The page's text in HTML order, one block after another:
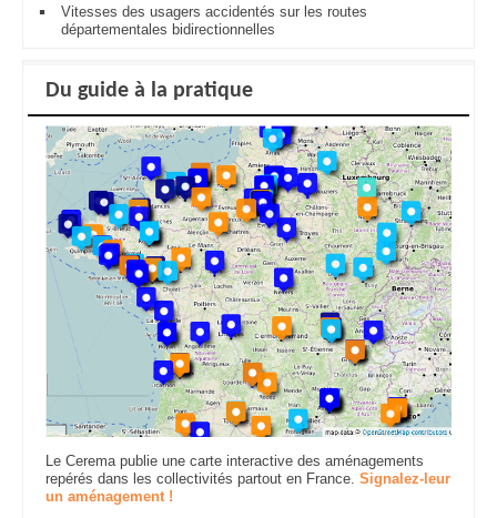
Vitesses des usagers accidentés sur les routes
départementales bidirectionnelles
Du guide à la pratique
Le Cerema publie une carte interactive des aménagements
repérés dans les collectivités partout en France. Signalez-leur
un aménagement !